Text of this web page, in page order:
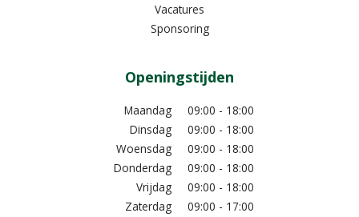
Vacatures
Sponsoring
Openingstijden
Maandag
09:00 - 18:00
Dinsdag
09:00 - 18:00
Woensdag
09:00 - 18:00
Donderdag
09:00 - 18:00
Vrijdag
09:00 - 18:00
Zaterdag
09:00 - 17:00